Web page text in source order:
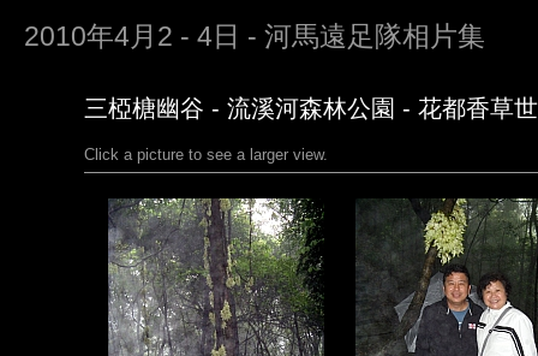
2010年4月2 - 4日 - 河馬遠足隊相片集
三椏榶幽谷 - 流溪河森林公園 - 花都香草
Click a picture to see a larger view.